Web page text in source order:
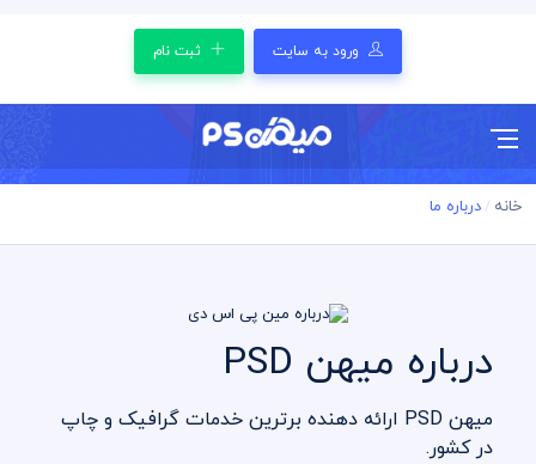
ورود به سایت ثبت نام
خانه درباره ما
درباره میهن PSD
میهن PSD ارائه دهنده برترین خدمات گرافیک و چاپ
در کشور.